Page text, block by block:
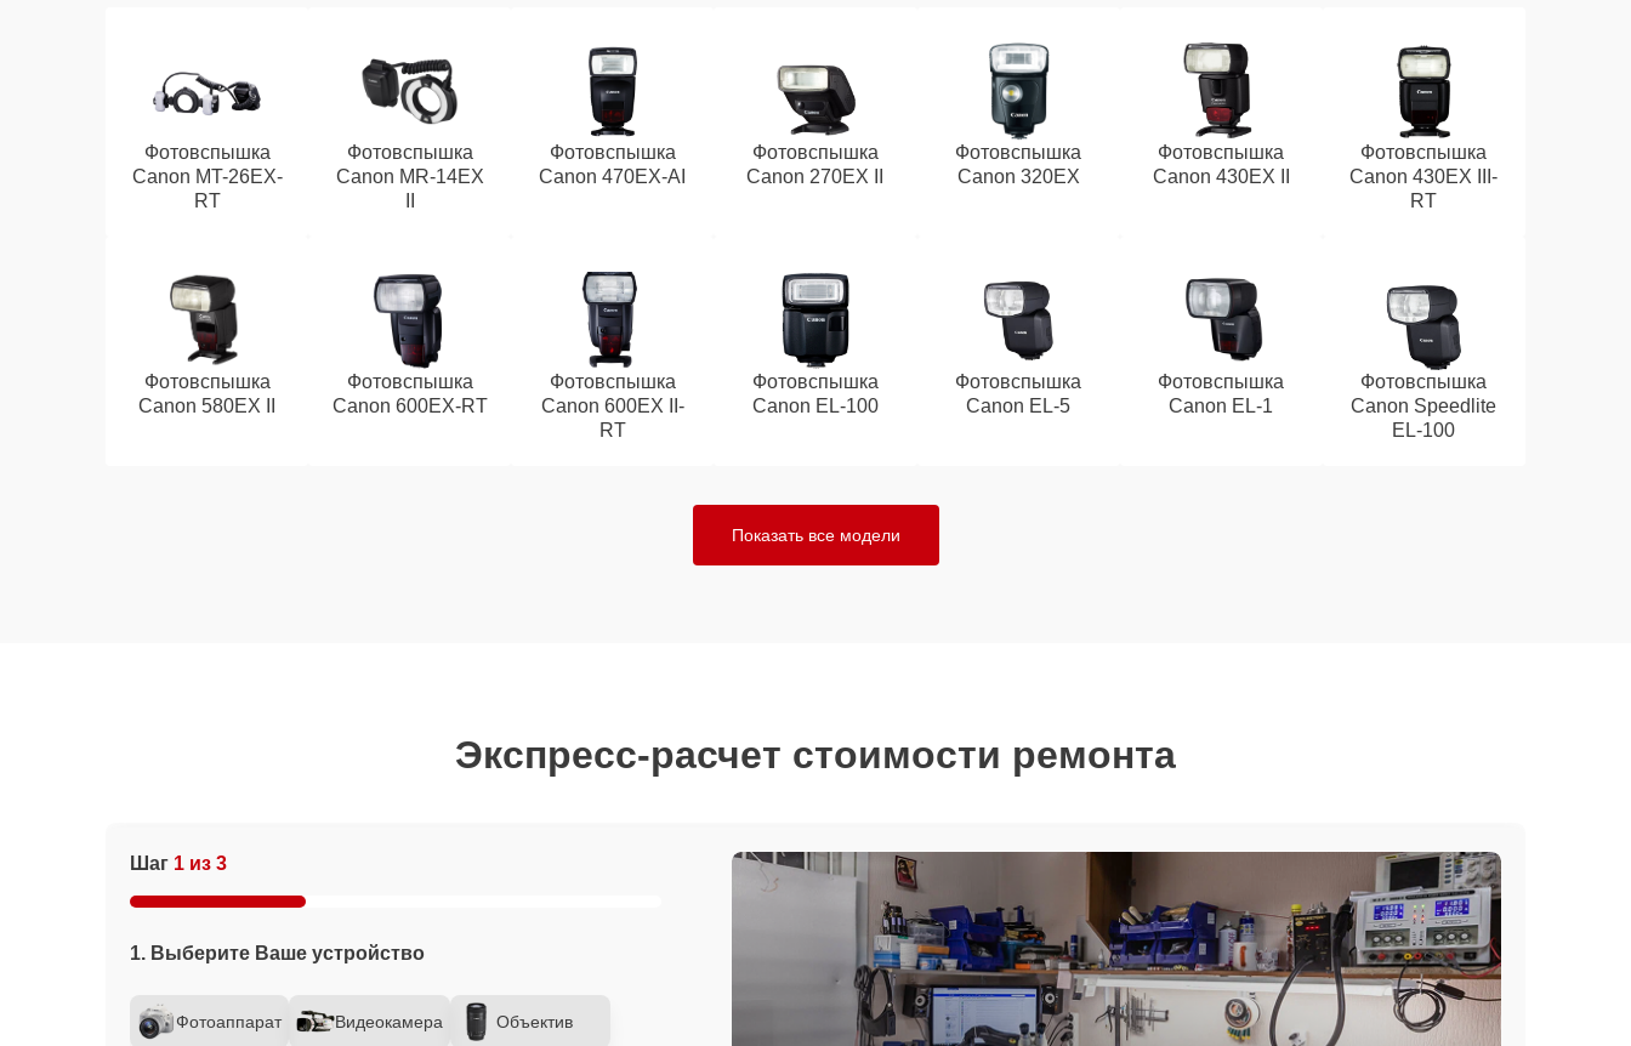
Фотовспышка
Canon MT-26EX-
RT
Фотовспышка
Canon MR-14EX
Фотовспышка
Canon 470EX-AI
Фотовспышка
Canon 270EX II
Фотовспышка
Canon 320EX
Фотовспышка
Canon 430EX II
Фотовспышка
Canon 430EX III-
RT
Фотовспышка
Canon 580EX II
Фотовспышка
Canon 600EX-RT
Фотовспышка
Canon 600EX II-
RT
Фотовспышка
Canon EL-100
Фотовспышка
Canon EL-5
Фотовспышка
Canon EL-1
Фотовспышка
Canon Speedlite
EL-100
Показать все модели
Экспресс-расчет стоимости ремонта
Шаг 1 из 3
1. Выберите Ваше устройство
Фотоаппарат Видеокамера Объектив